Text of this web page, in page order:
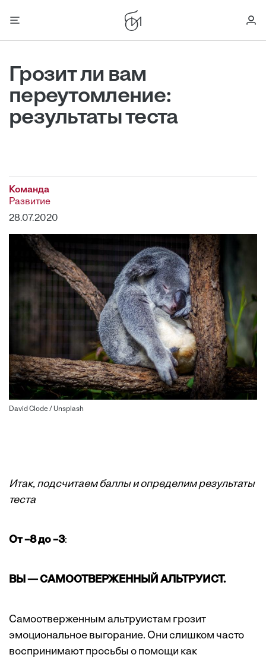
Грозит ли вам
переутомление:
результаты теста
Команда
Развитие
28.07.2020
David Clode / Unsplash
Итак, подсчитаем баллы и определим результаты
теста
От –8 до –3:
ВЫ — САМООТВЕРЖЕННЫЙ АЛЬТРУИСТ.
Самоотверженным альтруистам грозит
эмоциональное выгорание. Они слишком часто
воспринимают просьбы о помощи как